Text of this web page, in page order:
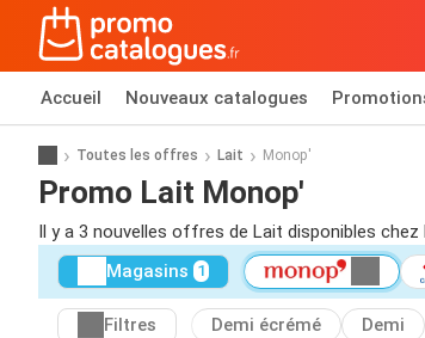
Accueil Nouveaux catalogues
Toutes les offres Lait Monop'
Promo Lait Monop'
Il y a 3 nouvelles offres de Lait disponibles
Magasins 1
Filtres Demi écrémé Demi